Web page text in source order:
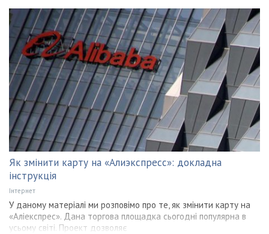
Як змінити карту на «Алиэкспресс»: докладна
інструкція
Інтернет
У даному матеріалі ми розповімо про те, як змінити карту на
«Аліекспрес». Дана торгова площадка сьогодні популярна в
усьому світі. Проект дозволяє